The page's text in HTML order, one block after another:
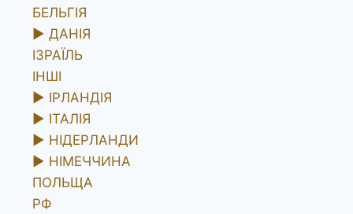
БЕЛЬГІЯ
► ДАНІЯ
ІЗРАЇЛЬ
ІНШІ
► ІРЛАНДІЯ
► ІТАЛІЯ
► НІДЕРЛАНДИ
► НІМЕЧЧИНА
ПОЛЬЩА
РФ